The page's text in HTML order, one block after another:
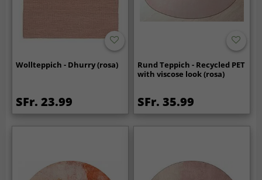
Wollteppich - Dhurry (rosa)
SFr. 23.99
Rund Teppich - Recycled PET
with viscose look (rosa)
SFr. 35.99